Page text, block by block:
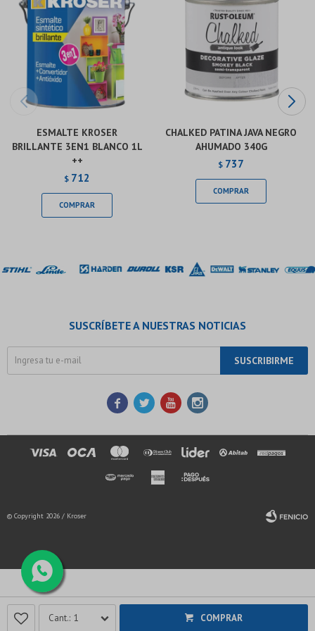
1 COMPRAR
ESMALTE KROSER
BRILLANTE 3EN1 BLANCO 1L
++
$ 712
CHALKED PATINA JAVA NEGRO
AHUMADO 340G
$ 737
SUSCRÍBETE A NUESTRAS NOTICIAS
SUSCRIBIRME
   
© Copyright 2026 / Kroser